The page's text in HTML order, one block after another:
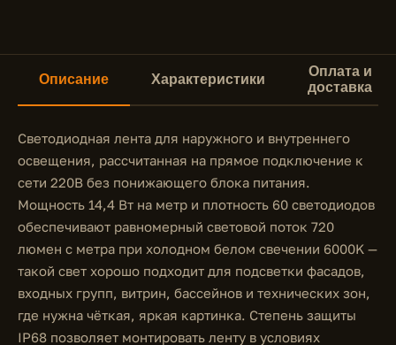
Описание Характеристики
Оплата и
доставка
Светодиодная лента для наружного и внутреннего
освещения, рассчитанная на прямое подключение к
сети 220В без понижающего блока питания.
Мощность 14,4 Вт на метр и плотность 60 светодиодов
обеспечивают равномерный световой поток 720
люмен с метра при холодном белом свечении 6000K —
такой свет хорошо подходит для подсветки фасадов,
входных групп, витрин, бассейнов и технических зон,
где нужна чёткая, яркая картинка. Степень защиты
IP68 позволяет монтировать ленту в условиях